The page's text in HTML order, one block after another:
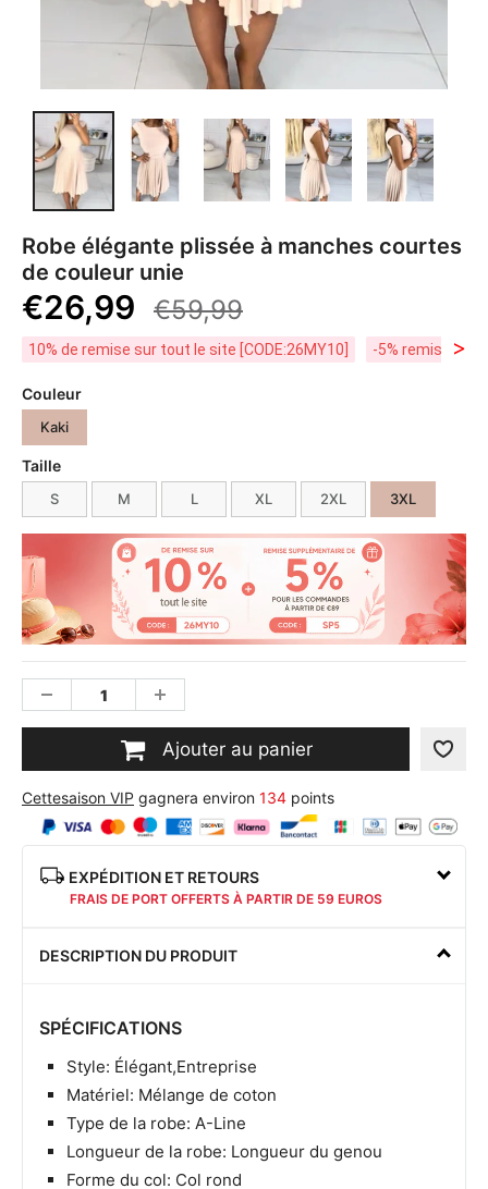
Robe élégante plissée à manches courtes
de couleur unie
€26,99 €59,99
10% de remise sur tout le site [CODE:26MY10] -5% remise dès
>
Couleur
Kaki
Taille
S M L XL 2XL 3XL
Ajouter au panier
Cettesaison VIP gagnera environ 134 points
EXPÉDITION ET RETOURS
FRAIS DE PORT OFFERTS À PARTIR DE 59 EUROS
DESCRIPTION DU PRODUIT
SPÉCIFICATIONS
Style: Élégant,Entreprise
Matériel: Mélange de coton
Type de la robe: A-Line
Longueur de la robe: Longueur du genou
Forme du col: Col rond